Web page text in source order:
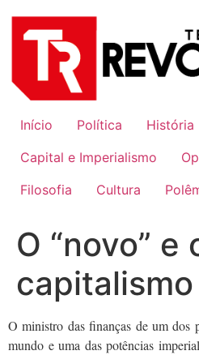
para
Início Política
História
Capital e Imperialismo
Filosofia
Cultura
O “novo” e
O ministro das finanças de um dos
mundo e uma das potências